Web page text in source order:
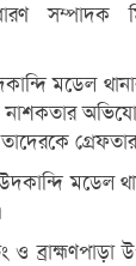
সম্পাদক
মডেল
মডেল
ও ব্রাহ্মণপাড়া